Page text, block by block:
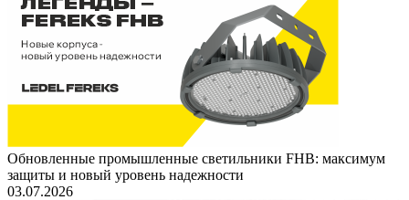
Обновленные промышленные светильники FHB: максимум
защиты и новый уровень надежности
03.07.2026